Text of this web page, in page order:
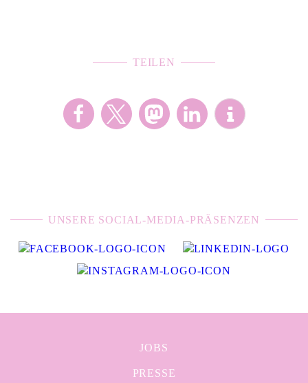
TEILEN
UNSERE SOCIAL-MEDIA-PRÄSENZEN
JOBS
PRESSE